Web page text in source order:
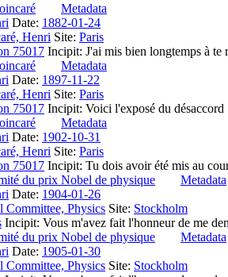
Metadata
Date: 1882-01-24
Henri Site: Paris
75017 Incipit: J'ai mis bien longtemps à te
Metadata
Date: 1897-11-22
Henri Site: Paris
75017 Incipit: Voici l'exposé du désaccord
Metadata
Date: 1902-10-31
Henri Site: Paris
75017 Incipit: Tu dois avoir été mis au
du prix Nobel de physique
Metadata
Date: 1904-01-26
Committee, Physics Site: Stockholm
Incipit: Vous m'avez fait l'honneur de me
du prix Nobel de physique
Metadata
Date: 1905-01-30
Committee, Physics Site: Stockholm